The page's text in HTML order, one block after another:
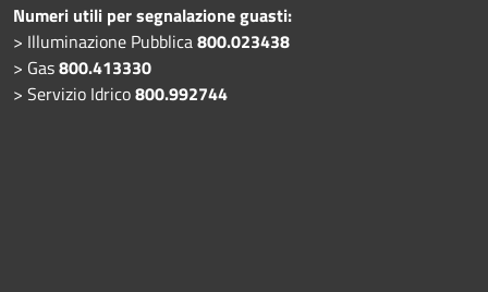
Numeri utili per segnalazione guasti:
> Illuminazione Pubblica800.023438
> Gas800.413330
> Servizio Idrico800.992744